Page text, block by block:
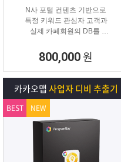
N사 포털 컨텐츠 기반으로
특정 키워드 관심자 고객과
실제 카페회원의 DB를
800,000 원
카카오맵사업자 디비 추출기
BEST NEW